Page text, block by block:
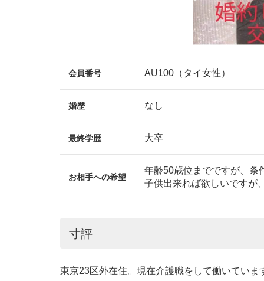
会員番号 AU100（タイ女性）
婚歴 なし
最終学歴 大卒
お相手への希望
年齢50歳位までですが、条
子供出来れば欲しいですが
寸評
東京23区外在住。現在介護職をして働いていま